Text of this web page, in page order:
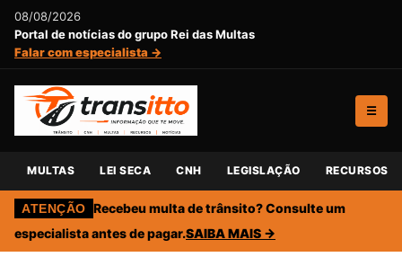
08/08/2026
Portal de notícias do grupo Rei das Multas
Falar com especialista →
☰
MULTAS LEI SECA CNH LEGISLAÇÃO RECURSOS
ATENÇÃO Recebeu multa de trânsito? Consulte um
especialista antes de pagar.SAIBA MAIS →